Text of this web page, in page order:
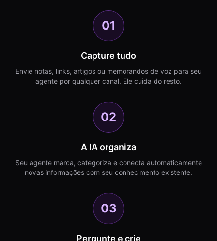
01
Capture tudo
Envie notas, links, artigos ou memorandos de voz para seu
agente por qualquer canal. Ele cuida do resto.
02
A IA organiza
Seu agente marca, categoriza e conecta automaticamente
novas informações com seu conhecimento existente.
03
Pergunte e crie